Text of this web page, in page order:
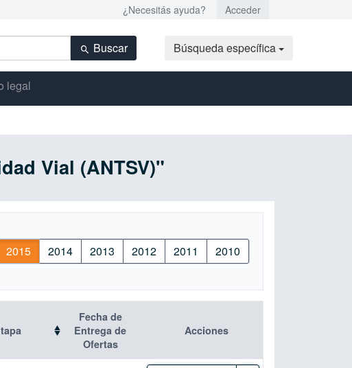
¿Necesitás ayuda? Acceder
Buscar Búsqueda específica
legal
Vial (ANTSV)"
2015 2014 2013 2012 2011 2010
Fecha de
Entrega de
Ofertas
Acciones